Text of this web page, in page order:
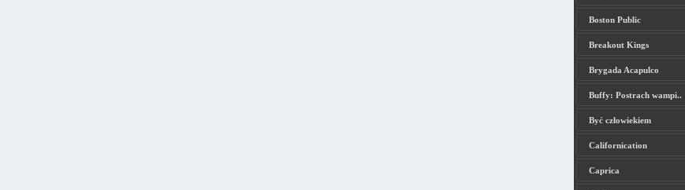
Boston Public
Breakout Kings
Brygada Acapulco
Buffy: Postrach wampi..
Być człowiekiem
Californication
Caprica